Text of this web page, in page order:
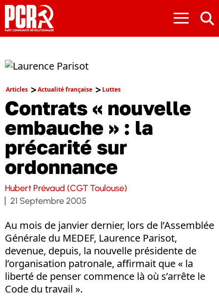
≡
Articles Actualité française Luttes
Contrats « nouvelle
embauche » : la
précarité sur
ordonnance
Hubert Prévaud (CGT Toulouse)
21 Septembre 2005
Au mois de janvier dernier, lors de l’Assemblée
Générale du MEDEF, Laurence Parisot,
devenue, depuis, la nouvelle présidente de
l’organisation patronale, affirmait que « la
liberté de penser commence là où s’arrête le
Code du travail ».